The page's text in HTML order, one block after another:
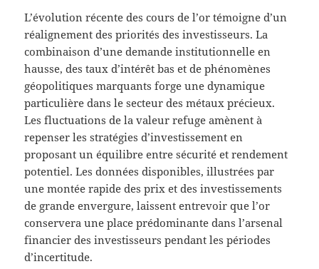
L’évolution récente des cours de l’or témoigne d’un
réalignement des priorités des investisseurs. La
combinaison d’une demande institutionnelle en
hausse, des taux d’intérêt bas et de phénomènes
géopolitiques marquants forge une dynamique
particulière dans le secteur des métaux précieux.
Les fluctuations de la valeur refuge amènent à
repenser les stratégies d’investissement en
proposant un équilibre entre sécurité et rendement
potentiel. Les données disponibles, illustrées par
une montée rapide des prix et des investissements
de grande envergure, laissent entrevoir que l’or
conservera une place prédominante dans l’arsenal
financier des investisseurs pendant les périodes
d’incertitude.